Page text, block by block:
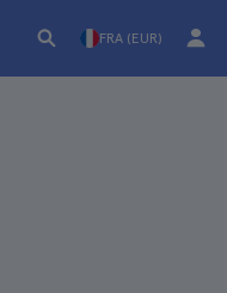
FRA (EUR)